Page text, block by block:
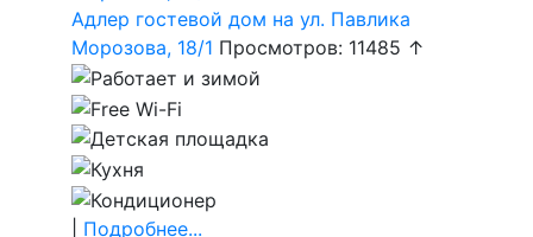
Адлер гостевой дом на ул. Павлика
Морозова, 18/1 Просмотров: 11485 ↑
Подробнее...